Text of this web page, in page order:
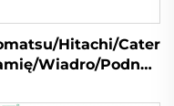
Hitachi/
Wiadro/